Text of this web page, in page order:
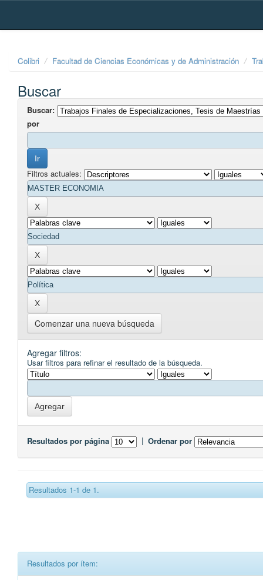
Skip
Colibri Facultad de Ciencias Económicas y de Administración
Buscar
Buscar:
por
Filtros actuales:
Comenzar una nueva búsqueda
Agregar filtros:
Usar filtros para refinar el resultado de la búsqueda.
Resultados por página | Ordenar por
Resultados 1-1 de 1.
Resultados por ítem: